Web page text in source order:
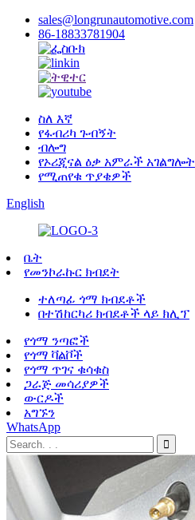
sales@longrunautomotive.com
86-18833781904
ስለ እኛ
የፋብሪካ ጉብኝት
ብሎግ
የኦሪጂናል ዕቃ አምራች አገልግሎት
የሚጠየቁ ጥያቄዎች
English
ቤት
የመንኮራኩር ክብደት
ተለጣፊ ጎማ ክብደቶች
በተሽከርካሪ ክብደቶች ላይ ክሊፕ
የጎማ ንጣፎች
የጎማ ቫልቮች
የጎማ ጥገና ቁሳቁስ
ጋራጅ መሳሪያዎች
ውርዶች
አግኙን
WhatsApp